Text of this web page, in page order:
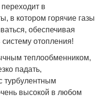
в
в котором горячие газы
обеспечивая
отопления!
теплообменником,
падать,
турбулентным
высокой в ​​любом